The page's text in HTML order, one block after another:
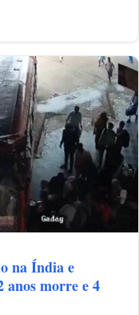
na Índia e
anos morre e 4